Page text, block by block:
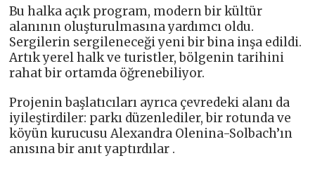
Bu halka açık program, modern bir kültür
alanının oluşturulmasına yardımcı oldu.
Sergilerin sergileneceği yeni bir bina inşa edildi.
Artık yerel halk ve turistler, bölgenin tarihini
rahat bir ortamda öğrenebiliyor.
Projenin başlatıcıları ayrıca çevredeki alanı da
iyileştirdiler: parkı düzenlediler, bir rotunda ve
köyün kurucusu Alexandra Olenina-Solbach’ın
anısına bir anıt yaptırdılar .